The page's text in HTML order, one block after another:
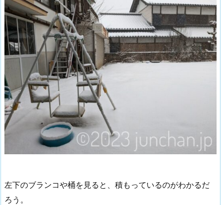
左下のブランコや桶を見ると、積もっているのがわかるだ
ろう。